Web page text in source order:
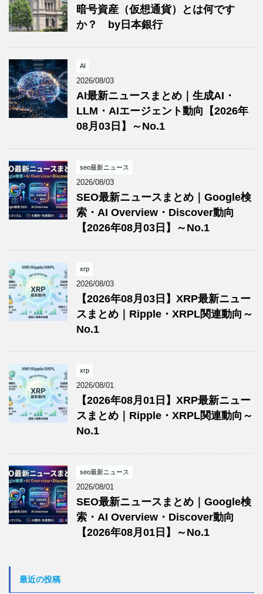
暗号資産（仮想通貨）とは何です
か？ by日本銀行
AI
2026/08/03
AI最新ニュースまとめ｜生成AI・
LLM・AIエージェント動向【2026年
08月03日】～No.1
seo最新ニュース
2026/08/03
SEO最新ニュースまとめ｜Google検
索・AI Overview・Discover動向
【2026年08月03日】～No.1
xrp
2026/08/03
【2026年08月03日】XRP最新ニュー
スまとめ｜Ripple・XRPL関連動向～
No.1
xrp
2026/08/01
【2026年08月01日】XRP最新ニュー
スまとめ｜Ripple・XRPL関連動向～
No.1
seo最新ニュース
2026/08/01
SEO最新ニュースまとめ｜Google検
索・AI Overview・Discover動向
【2026年08月01日】～No.1
最近の投稿